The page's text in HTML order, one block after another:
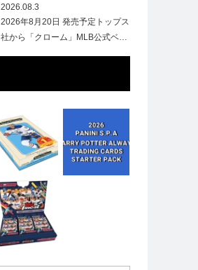
LOGOFRACTOR
2026.08.3
2026年8月20日 発売予定トップス
社から「クローム」MLB公式ベ…